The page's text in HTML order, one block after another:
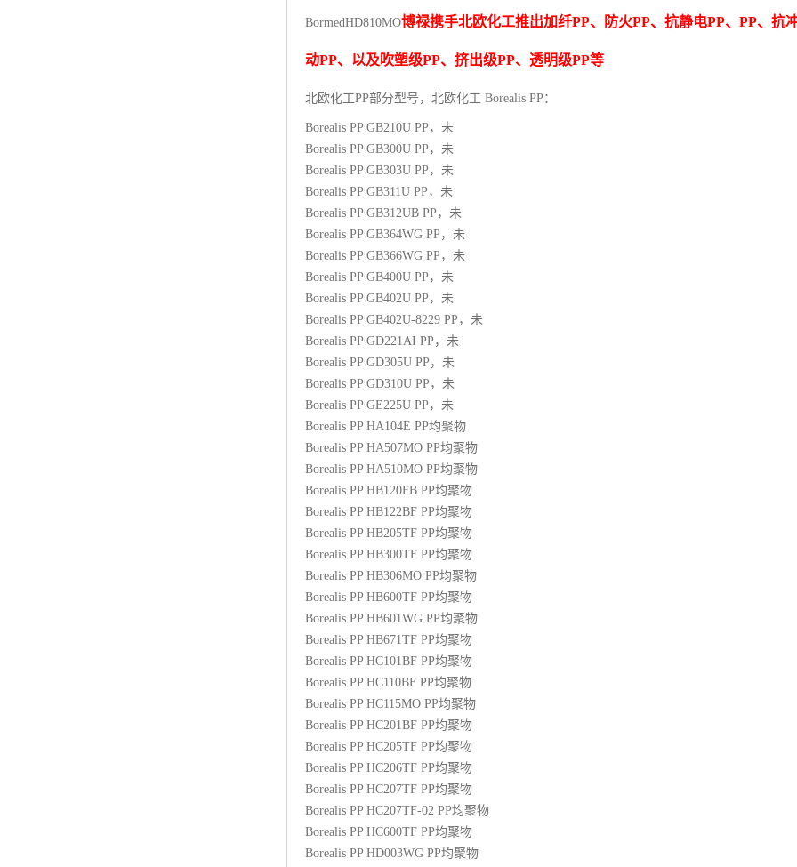
BormedHD810MO博禄携手北欧化工推出加纤PP、防火PP、抗静电PP、 PP、抗
动PP、以及吹塑级PP、挤出级PP、透明级PP等
北欧化工PP部分型号，北欧化工 Borealis PP：
Borealis PP GB210U PP ，未
Borealis PP GB300U PP ，未
Borealis PP GB303U PP ，未
Borealis PP GB311U PP ，未
Borealis PP GB312UB PP ，未
Borealis PP GB364WG PP ，未
Borealis PP GB366WG PP ，未
Borealis PP GB400U PP ，未
Borealis PP GB402U PP ，未
Borealis PP GB402U-8229 PP ，未
Borealis PP GD221AI PP ，未
Borealis PP GD305U PP ，未
Borealis PP GD310U PP ，未
Borealis PP GE225U PP ，未
Borealis PP HA104E PP均聚物
Borealis PP HA507MO PP均聚物
Borealis PP HA510MO PP均聚物
Borealis PP HB120FB PP均聚物
Borealis PP HB122BF PP均聚物
Borealis PP HB205TF PP均聚物
Borealis PP HB300TF PP均聚物
Borealis PP HB306MO PP均聚物
Borealis PP HB600TF PP均聚物
Borealis PP HB601WG PP均聚物
Borealis PP HB671TF PP均聚物
Borealis PP HC101BF PP均聚物
Borealis PP HC110BF PP均聚物
Borealis PP HC115MO PP均聚物
Borealis PP HC201BF PP均聚物
Borealis PP HC205TF PP均聚物
Borealis PP HC206TF PP均聚物
Borealis PP HC207TF PP均聚物
Borealis PP HC207TF-02 PP均聚物
Borealis PP HC600TF PP均聚物
Borealis PP HD003WG PP均聚物